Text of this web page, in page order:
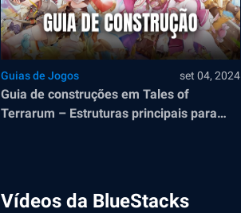
Guias de Jogos set 04, 2024
Guia de construções em Tales of
Terrarum – Estruturas principais para
Vídeos da BlueStacks